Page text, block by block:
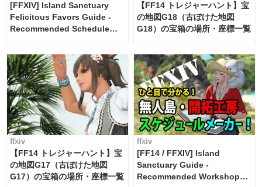
[FFXIV] Island Sanctuary
Felicitous Favors Guide -
Recommended Schedule
FF14]
【FF14 トレジャーハント】宝
の地図G18（古ぼけた地図
G18）の宝箱の場所・座標一覧
ffxiv
【FF14 トレジャーハント】宝
の地図G17（古ぼけた地図
G17）の宝箱の場所・座標一覧
ffxiv
[FF14 / FFXIV] Island
Sanctuary Guide -
Recommended Workshop